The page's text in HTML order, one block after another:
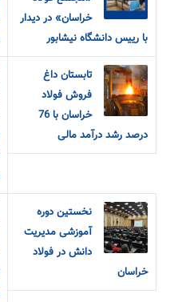
خراسان» در دیدار
با رییس دانشگاه نیشابور
تابستان داغ
فروش فولاد
خراسان با 76
درصد رشد درآمد مالی
نخستین دوره
آموزشی مدیریت
دانش در فولاد
خراسان